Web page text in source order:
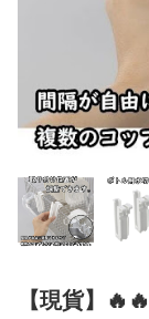
【現貨】